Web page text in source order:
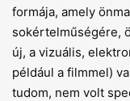
formája, amely
sokértelműségére,
új, a vizuális,
például a filmmel)
tudom, nem volt